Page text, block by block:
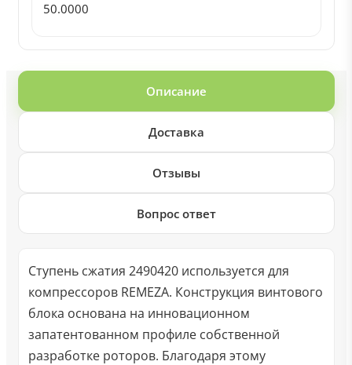
50.0000
Описание
Доставка
Отзывы
Вопрос ответ
Ступень сжатия 2490420 используется для
компрессоров REMEZA. Конструкция винтового
блока основана на инновационном
запатентованном профиле собственной
разработке роторов. Благодаря этому